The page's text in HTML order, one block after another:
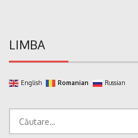
LIMBA
English Romanian Russian